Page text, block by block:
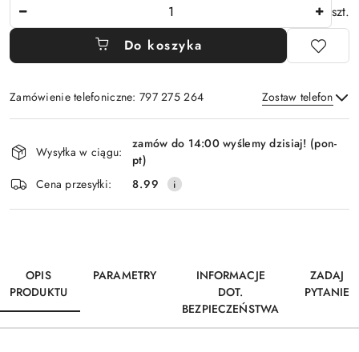
szt.
Do koszyka
Zamówienie telefoniczne: 797 275 264 Zostaw telefon
i
dostawa
Wysyłka w ciągu:
zamów do 14:00 wyślemy dzisiaj! (pon-
pt)
Cena przesyłki:
8.99
OPIS
PRODUKTU
PARAMETRY
INFORMACJE
DOT.
BEZPIECZEŃSTWA
ZADAJ
PYTANIE